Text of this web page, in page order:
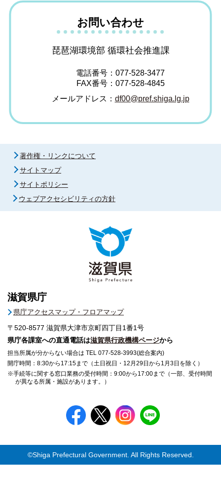
お問い合わせ
琵琶湖環境部 循環社会推進課
電話番号：077-528-3477
FAX番号：077-528-4845
メールアドレス： df00@pref.shiga.lg.jp
著作権・リンクについて
サイトマップ
サイトポリシー
ウェブアクセシビリティの方針
滋賀県庁
県庁アクセスマップ・フロアマップ
〒520-8577 滋賀県大津市京町四丁目1番1号
県庁各課室への直通電話は滋賀県行政機構ページから
担当所属が分からない場合は TEL 077-528-3993(総合案内)
開庁時間：8:30から17:15まで（土日祝日・12月29日から1月3日を除く）
※手続等に関する窓口業務の受付時間：9:00から17:00まで（一部、受付時間
が異なる所属・施設があります。）
©Shiga Prefectural Government. All Rights Reserved.